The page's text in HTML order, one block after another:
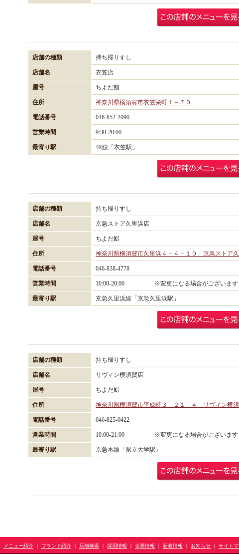
店舗の種類 持ち帰りすし
店舗名 衣笠店
屋号 ちよだ鮨
住所 神奈川県横須賀市衣笠栄町１－７０
電話番号 046-852-2090
営業時間 9:30-20:00
最寄り駅 JR線「衣笠駅」
店舗の種類 持ち帰りすし
店舗名 京急ストア久里浜店
屋号 ちよだ鮨
住所 神奈川県横須賀市久里浜４－４－１０ 京急ストア久
電話番号 046-838-4778
営業時間 10:00-20:00 ※変更になる場合がございます
最寄り駅 京急久里浜線「京急久里浜駅」
店舗の種類 持ち帰りすし
店舗名 リヴィン横須賀店
屋号 ちよだ鮨
住所 神奈川県横須賀市平成町３－２１－４ リヴィン横須
電話番号 046-825-0422
営業時間 10:00-21:00 ※変更になる場合がございます
最寄り駅 京急本線「県立大学駅」
メニュー紹介 ｜ ブランド紹介 ｜ 店舗検索 ｜ 採用情報 ｜ 企業情報 ｜ 新着情報 ｜ お知らせ ｜ サイト